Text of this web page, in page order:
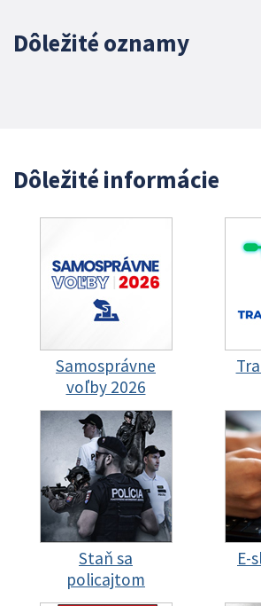
Dôležité oznamy
Dôležité informácie
Samosprávne
voľby 2026
Staň sa
policajtom
E-